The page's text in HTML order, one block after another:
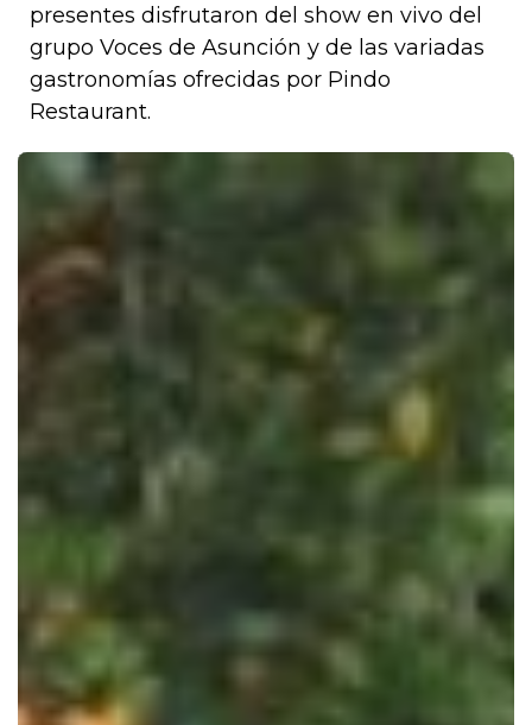
presentes disfrutaron del show en vivo del
grupo Voces de Asunción y de las variadas
gastronomías ofrecidas por Pindo
Restaurant.